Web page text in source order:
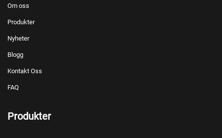
Om oss
Produkter
Nyheter
Blogg
Kontakt Oss
FAQ
Produkter